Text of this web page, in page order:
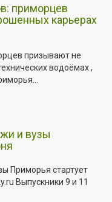
приморцев
карьерах
призывают не
водоёмах ,
и вузы
Приморья стартует
Выпускники 9 и 11